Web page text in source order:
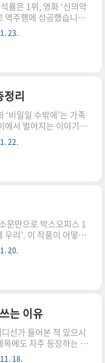
을 객관적으로 분석하
해 연예인 세금 문제에
자 해요. 01. 차은우 추
석 차은우 씨에게 통
률은 1위, 영화 ‘신의악
역주행에 성공했습니다.
이 만들어낸 이 흐름,
. 1. 신의악단, 어떤 영화
2025년 말 개봉한 드라
부가 외화벌이를 위해
이 많습니다. 종교적 메
람 사이의 정서적 연결
조용히 흔드는 힘이 있
스크린에서 오랜만에 복
정의 변화를 세밀하게
기”라는 평가를 받기
23.
정리
비밀일 수밖에’는 가족
에서 벌어지는 이야기를
. 등장인물부터 숨겨
리와 핵심 포인트를 지
‘비밀일 수밖에’, 어떤
수밖에’는 춘천을 배
니. 단순한 방문처럼 보
들의 충돌 지점이 되어
가진 인물들이 모여, 한
진실이 하나둘 드러나
의 경계를 넘나드는 전
’와 ‘정체성’이라는 테
22.
문만으로 박스오피스 1
우리’. 이 작품이 어떻게
행에 성공했는지, 결말
해 드립니다. 1. 영화
인가요? ‘만약에 우
우연히 만난 두 청춘
회하면서 과거의 기억
영화는 단순한 연애담이
시간이 흘러도 지워지
려낸 작품이에요. 2. 원
? ‘만약에 우리’는
20.
는 이유
선가 들어본 적 있으시
에도 자주 등장하는 이
지만, 사실 그 안에는
18.